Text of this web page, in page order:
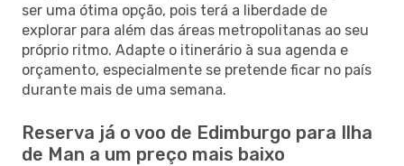
ser uma ótima opção, pois terá a liberdade de
explorar para além das áreas metropolitanas ao seu
próprio ritmo. Adapte o itinerário à sua agenda e
orçamento, especialmente se pretende ficar no país
durante mais de uma semana.
Reserva já o voo de Edimburgo para Ilha
de Man a um preço mais baixo